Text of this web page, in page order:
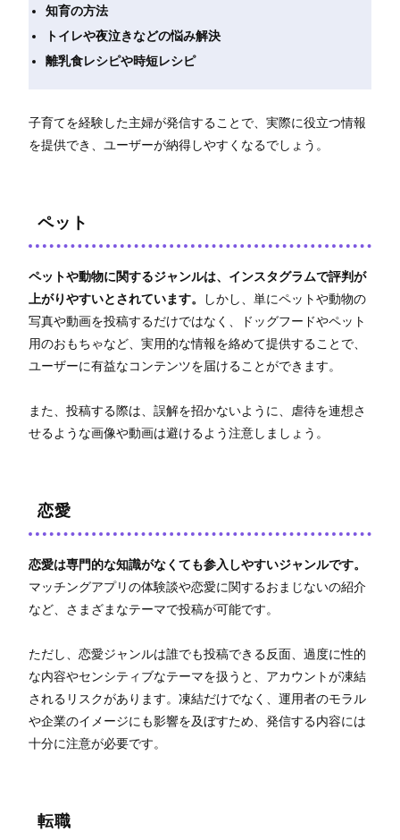
知育の方法
トイレや夜泣きなどの悩み解決
離乳食レシピや時短レシピ
子育てを経験した主婦が発信することで、実際に役立つ情報
を提供でき、ユーザーが納得しやすくなるでしょう。
ペット
ペットや動物に関するジャンルは、インスタグラムで評判が
上がりやすいとされています。
しかし、単にペットや動物の
写真や動画を投稿するだけではなく、ドッグフードやペット
用のおもちゃなど、実用的な情報を絡めて提供することで、
ユーザーに有益なコンテンツを届けることができます。
また、投稿する際は、誤解を招かないように、虐待を連想さ
せるような画像や動画は避けるよう注意しましょう。
恋愛
恋愛は専門的な知識がなくても参入しやすいジャンルです。
マッチングアプリの体験談や恋愛に関するおまじないの紹介
など、さまざまなテーマで投稿が可能です。
ただし、恋愛ジャンルは誰でも投稿できる反面、過度に性的
な内容やセンシティブなテーマを扱うと、アカウントが凍結
されるリスクがあります。凍結だけでなく、運用者のモラル
や企業のイメージにも影響を及ぼすため、発信する内容には
十分に注意が必要です。
転職